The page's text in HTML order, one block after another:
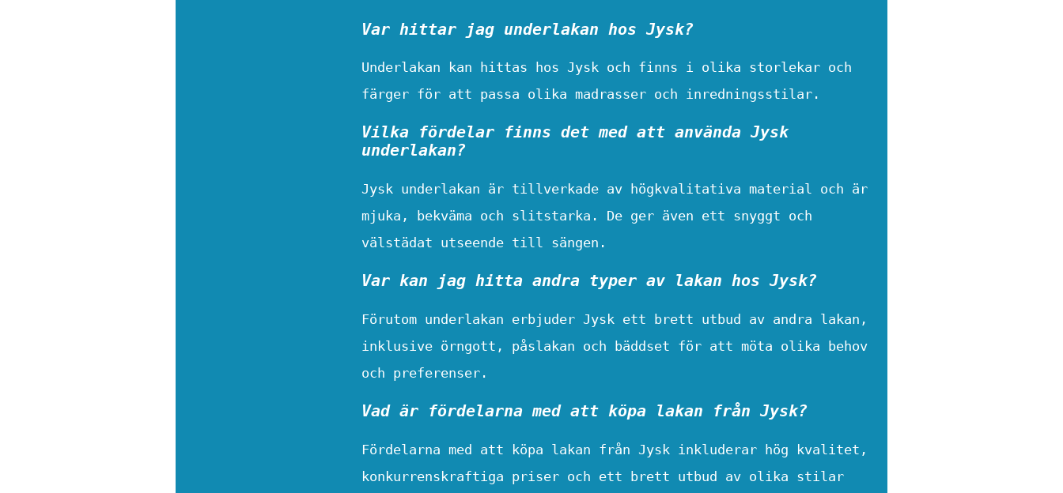
Var hittar jag underlakan hos Jysk?
Underlakan kan hittas hos Jysk och finns i olika storlekar och
färger för att passa olika madrasser och inredningsstilar.
Vilka fördelar finns det med att använda Jysk
underlakan?
Jysk underlakan är tillverkade av högkvalitativa material och är
mjuka, bekväma och slitstarka. De ger även ett snyggt och
välstädat utseende till sängen.
Var kan jag hitta andra typer av lakan hos Jysk?
Förutom underlakan erbjuder Jysk ett brett utbud av andra lakan,
inklusive örngott, påslakan och bäddset för att möta olika behov
och preferenser.
Vad är fördelarna med att köpa lakan från Jysk?
Fördelarna med att köpa lakan från Jysk inkluderar hög kvalitet,
konkurrenskraftiga priser och ett brett utbud av olika stilar